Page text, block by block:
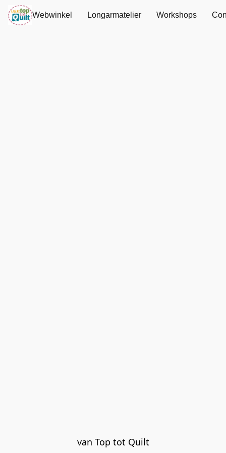
Webwinkel Longarmatelier Workshops
van Top tot Quilt